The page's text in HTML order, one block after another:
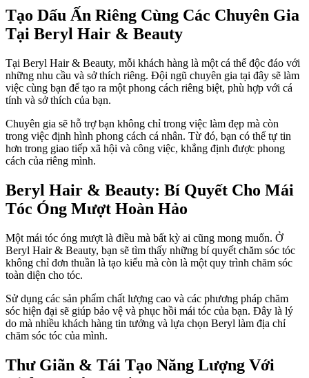
Tạo Dấu Ấn Riêng Cùng Các Chuyên Gia
Tại Beryl Hair & Beauty
Tại Beryl Hair & Beauty, mỗi khách hàng là một cá thể độc đáo với
những nhu cầu và sở thích riêng. Đội ngũ chuyên gia tại đây sẽ làm
việc cùng bạn để tạo ra một phong cách riêng biệt, phù hợp với cá
tính và sở thích của bạn.
Chuyên gia sẽ hỗ trợ bạn không chỉ trong việc làm đẹp mà còn
trong việc định hình phong cách cá nhân. Từ đó, bạn có thể tự tin
hơn trong giao tiếp xã hội và công việc, khẳng định được phong
cách của riêng mình.
Beryl Hair & Beauty: Bí Quyết Cho Mái
Tóc Óng Mượt Hoàn Hảo
Một mái tóc óng mượt là điều mà bất kỳ ai cũng mong muốn. Ở
Beryl Hair & Beauty, bạn sẽ tìm thấy những bí quyết chăm sóc tóc
không chỉ đơn thuần là tạo kiểu mà còn là một quy trình chăm sóc
toàn diện cho tóc.
Sử dụng các sản phẩm chất lượng cao và các phương pháp chăm
sóc hiện đại sẽ giúp bảo vệ và phục hồi mái tóc của bạn. Đây là lý
do mà nhiều khách hàng tin tưởng và lựa chọn Beryl làm địa chỉ
chăm sóc tóc của mình.
Thư Giãn & Tái Tạo Năng Lượng Với